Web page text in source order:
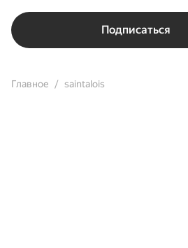
Подписаться
Главное saintalois